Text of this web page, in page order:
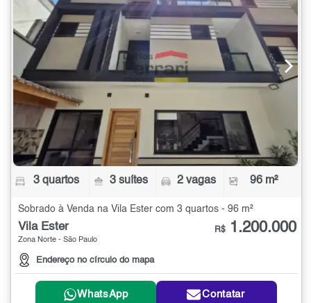
3 quartos 3 suítes 2 vagas 96 m²
Sobrado à Venda na Vila Ester com 3 quartos - 96 m²
Vila Ester
Zona Norte - São Paulo
Endereço no círculo do mapa
R$ 1.200.000
WhatsApp Contatar